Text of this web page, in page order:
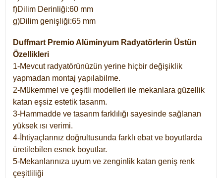
f)Dilim Derinliği:60 mm
g)Dilim genişliği:65 mm
Duffmart Premio Alüminyum Radyatörlerin Üstün
Özellikleri
1-Mevcut radyatörünüzün yerine hiçbir değişiklik
yapmadan montaj yapılabilme.
2-Mükemmel ve çeşitli modelleri ile mekanlara güzellik
katan eşsiz estetik tasarım.
3-Hammadde ve tasarım farklılığı sayesinde sağlanan
yüksek ısı verimi.
4-İhtiyaçlarınız doğrultusunda farklı ebat ve boyutlarda
üretilebilen esnek boyutlar.
5-Mekanlarınıza uyum ve zenginlik katan geniş renk
çeşitliliği